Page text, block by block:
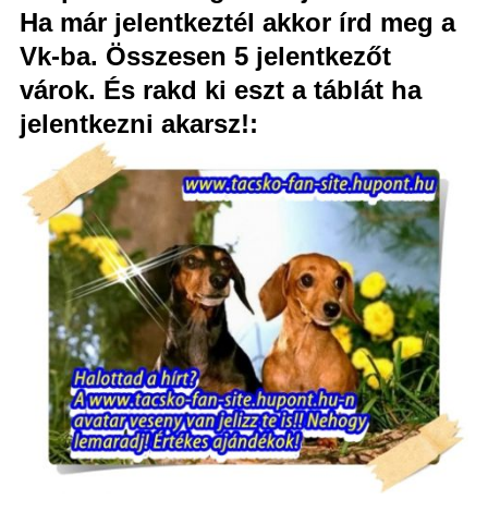
Ha már jelentkeztél akkor írd meg a
Vk-ba. Összesen 5 jelentkezőt
várok. És rakd ki eszt a táblát ha
jelentkezni akarsz!: